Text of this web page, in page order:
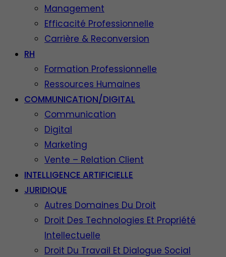
Management
Efficacité Professionnelle
Carrière & Reconversion
RH
Formation Professionnelle
Ressources Humaines
COMMUNICATION/DIGITAL
Communication
Digital
Marketing
Vente – Relation Client
INTELLIGENCE ARTIFICIELLE
JURIDIQUE
Autres Domaines Du Droit
Droit Des Technologies Et Propriété
Intellectuelle
Droit Du Travail Et Dialogue Social